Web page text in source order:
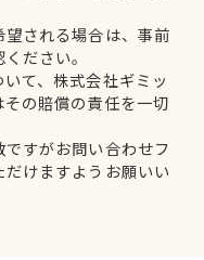
される場合は、事前
ださい。
て、株式会社ギミッ
の賠償の責任を一切
すがお問い合わせフ
けますようお願いい